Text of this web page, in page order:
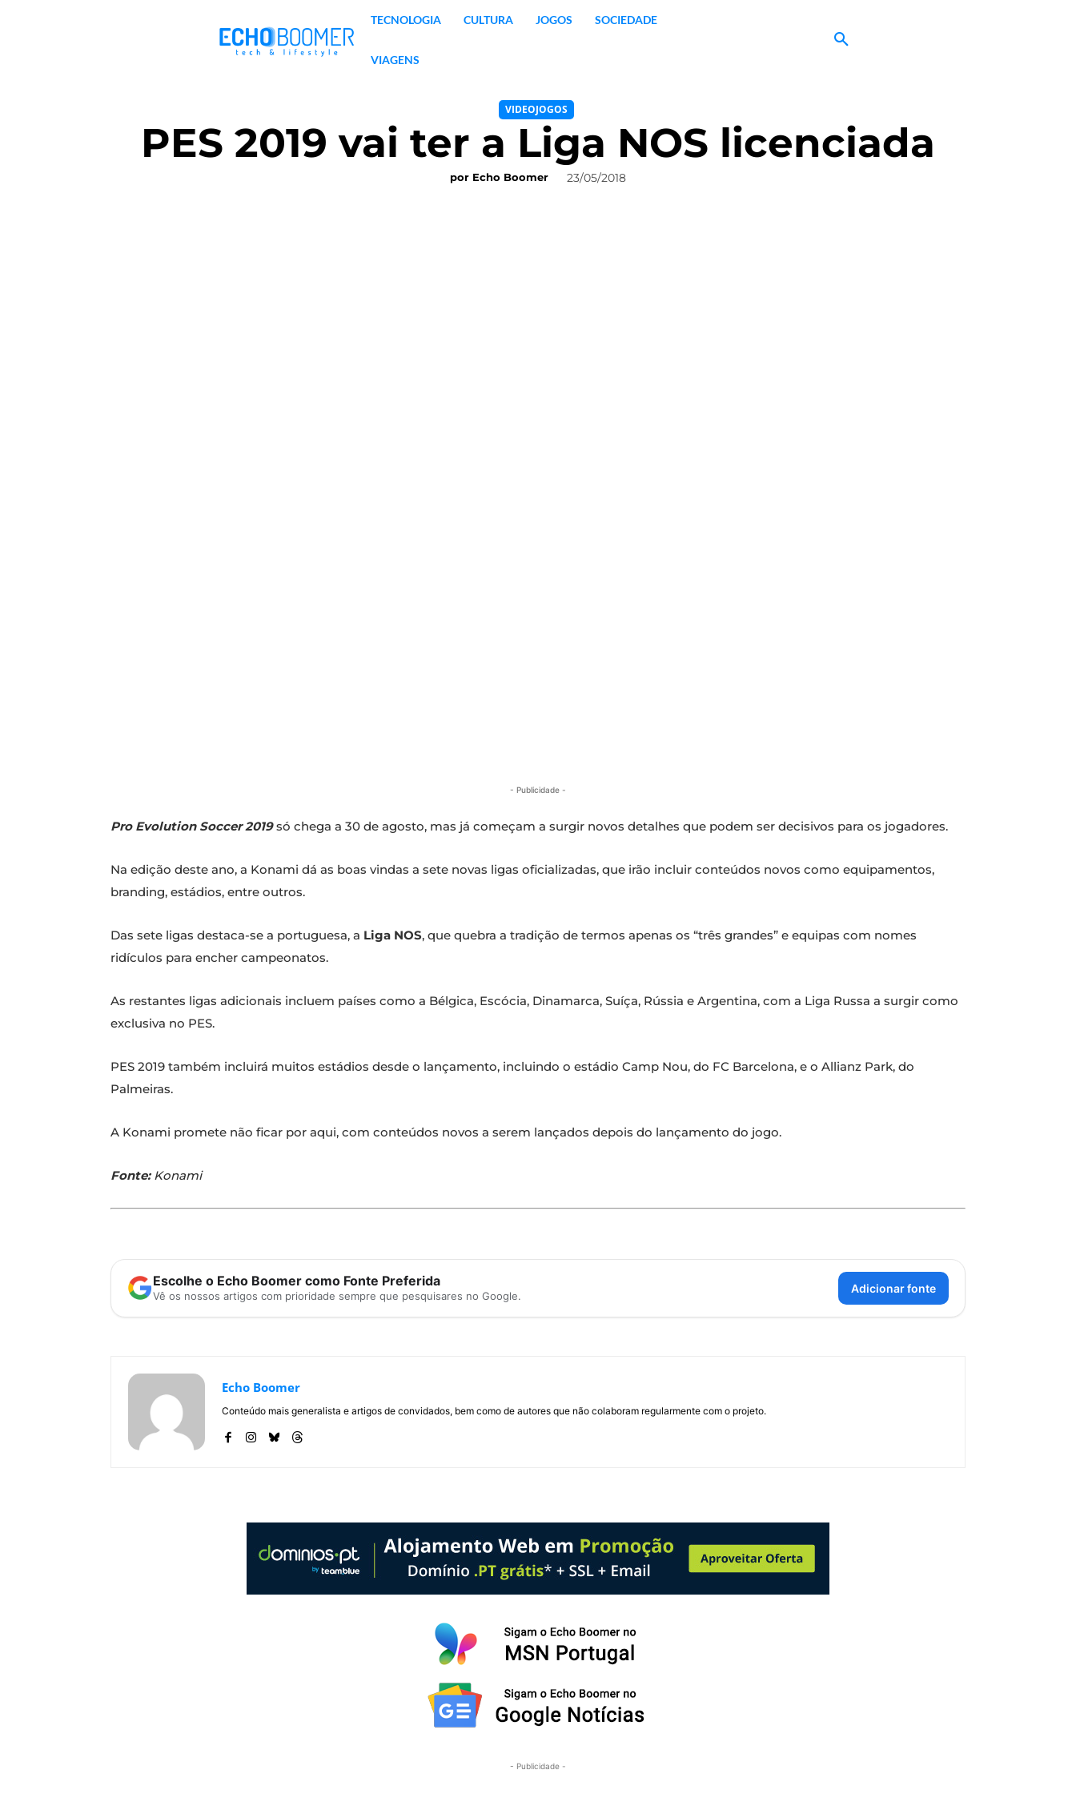
TECNOLOGIA CULTURA JOGOS SOCIEDADE
VIAGENS
VIDEOJOGOS
PES 2019 vai ter a Liga NOS licenciada
por Echo Boomer 23/05/2018
- Publicidade -
Pro Evolution Soccer 2019 só chega a 30 de agosto, mas já começam a surgir novos detalhes que podem ser decisivos para os jogadores.
Na edição deste ano, a Konami dá as boas vindas a sete novas ligas oficializadas, que irão incluir conteúdos novos como equipamentos,
branding, estádios, entre outros.
Das sete ligas destaca-se a portuguesa, a Liga NOS, que quebra a tradição de termos apenas os “três grandes” e equipas com nomes
ridículos para encher campeonatos.
As restantes ligas adicionais incluem países como a Bélgica, Escócia, Dinamarca, Suíça, Rússia e Argentina, com a Liga Russa a surgir como
exclusiva no PES.
PES 2019 também incluirá muitos estádios desde o lançamento, incluindo o estádio Camp Nou, do FC Barcelona, e o Allianz Park, do
Palmeiras.
A Konami promete não ficar por aqui, com conteúdos novos a serem lançados depois do lançamento do jogo.
Fonte:Konami
Escolhe o Echo Boomer como Fonte Preferida
Vê os nossos artigos com prioridade sempre que pesquisares no Google.
Adicionar fonte
Echo Boomer
Conteúdo mais generalista e artigos de convidados, bem como de autores que não colaboram regularmente com o projeto.
- Publicidade -